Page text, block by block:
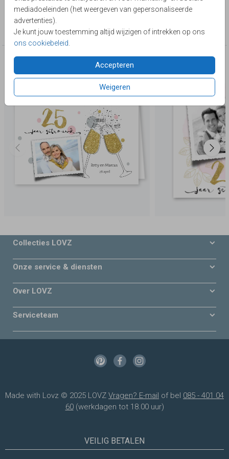
mediadoeleinden (het weergeven van gepersonaliseerde
advertenties).
Je kunt jouw toestemming altijd wijzigen of intrekken op ons
ons cookiebeleid
Accepteren
Weigeren
Lievez
Collectie
25 jaar getrouwd
Deze producten zijn wellicht ook iets voor je
Collecties LOVZ
Onze service & diensten
Over LOVZ
Serviceteam
Made with Lovz © 2025 LOVZ Vragen? E-mail of bel 085 - 401 04
60(werkdagen tot 18.00 uur)
VEILIG BETALEN